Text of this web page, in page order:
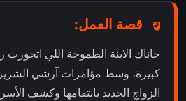
قصة العمل:
جاناك الابنة الطموحة اللي
كبيرة، وسط مؤامرات آرشي
الزواج الجديد بانتقامها وكشف